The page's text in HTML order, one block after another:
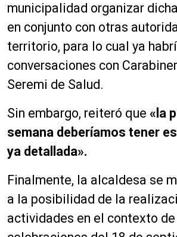
municipalidad organizar
en conjunto con otras
territorio, para lo cual ya
conversaciones con
Seremi de Salud.
Sin embargo, reiteró que «la
semana deberíamos tener
ya detallada».
Finalmente, la alcaldesa se
a la posibilidad de la
actividades en el contexto